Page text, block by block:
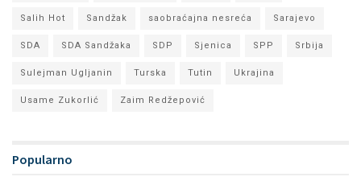
Salih Hot Sandžak saobraćajna nesreća Sarajevo
SDA SDA Sandžaka SDP Sjenica SPP Srbija
Sulejman Ugljanin Turska Tutin Ukrajina
Usame Zukorlić Zaim Redžepović
Popularno